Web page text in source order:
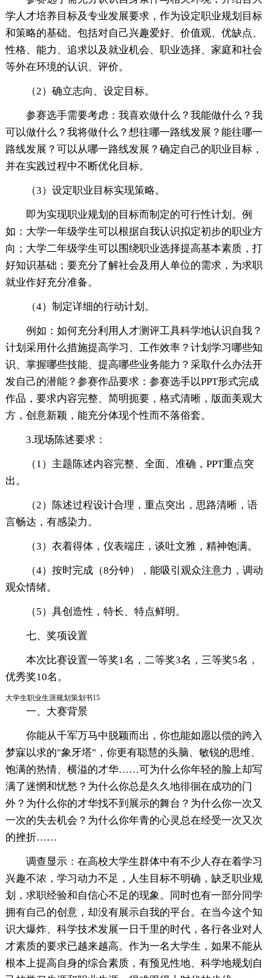
学人才培养目标及专业发展要求，作为设定职业规划目标
和策略的基础。包括对自己兴趣爱好、价值观、优缺点、
性格、能力、追求以及就业机会、职业选择、家庭和社会
等外在环境的认识、评价。
（2）确立志向、设定目标。
参赛选手需要考虑：我喜欢做什么？我能做什么？我
可以做什么？我将做什么？想往哪一路线发展？能往哪一
路线发展？可以从哪一路线发展？确定自己的职业目标，
并在实践过程中不断优化目标。
（3）设定职业目标实现策略。
即为实现职业规划的目标而制定的可行性计划。例
如：大学一年级学生可以根据自我认识拟定初步的职业方
向；大学二年级学生可以围绕职业选择提高基本素质，打
好知识基础；要充分了解社会及用人单位的需求，为求职
就业作好充分准备。
（4）制定详细的行动计划。
例如：如何充分利用人才测评工具科学地认识自我？
计划采用什么措施提高学习、工作效率？计划学习哪些知
识、掌握哪些技能、提高哪些业务能力？采取什么办法开
发自己的潜能？参赛作品要求：参赛选手以PPT形式完成
作品，要求内容完整、简明扼要，格式清晰，版面美观大
方，创意新颖，能充分体现个性而不落俗套。
3.现场陈述要求：
（1）主题陈述内容完整、全面、准确，PPT重点突
出。
（2）陈述过程设计合理，重点突出，思路清晰，语
言畅达，有感染力。
（3）衣着得体，仪表端庄，谈吐文雅，精神饱满。
（4）按时完成（8分钟），能吸引观众注意力，调动
观众情绪。
（5）具创造性，特长、特点鲜明。
七、奖项设置
本次比赛设置一等奖1名，二等奖3名，三等奖5名，
优秀奖10名。
大学生职业生涯规划策划书15
一、大赛背景
你能从千军万马中脱颖而出，你也能如愿以偿的跨入
梦寐以求的"象牙塔"，你更有聪慧的头脑、敏锐的思维、
饱满的热情、横溢的才华……可为什么你年轻的脸上却写
满了迷惘和忧愁？为什么你总是久久地徘徊在成功的门
外？为什么你的才华找不到展示的舞台？为什么你一次又
一次的失去机会？为什么你年青的心灵总在经受一次又次
的挫折……
调查显示：在高校大学生群体中有不少人存在着学习
兴趣不浓，学习动力不足，人生目标不明确，缺乏职业规
划，求职经验和自信心不足的现象。同时也有一部分同学
拥有自己的创意，却没有展示自我的平台。在当今这个知
识大爆炸、科学技术发展一日千里的时代，各行各业对人
才素质的要求已越来越高。作为一名大学生，如果不能从
根本上提高自身的综合素质，有预见性地、科学地规划自